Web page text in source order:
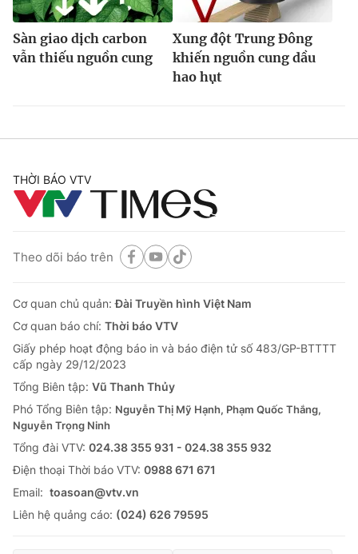
Sàn giao dịch carbon
vẫn thiếu nguồn cung
Xung đột Trung Đông
khiến nguồn cung dầu
hao hụt
THỜI BÁO VTV
Theo dõi báo trên
Cơ quan chủ quản:Đài Truyền hình Việt Nam
Cơ quan báo chí: Thời báo VTV
Giấy phép hoạt động báo in và báo điện tử số 483/GP-BTTTT
cấp ngày 29/12/2023
Tổng Biên tập: Vũ Thanh Thủy
Phó Tổng Biên tập: Nguyễn Thị Mỹ Hạnh, Phạm Quốc Thắng,
Nguyễn Trọng Ninh
Tổng đài VTV: 024.38 355 931 - 024.38 355 932
Ðiện thoại Thời báo VTV: 0988 671 671
Email: toasoan@vtv.vn
Liên hệ quảng cáo: (024) 626 79595